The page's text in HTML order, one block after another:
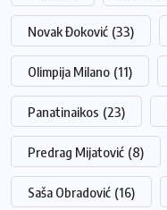
Novak Đoković (33)
Olimpija Milano (11)
Panatinaikos (23)
Predrag Mijatović (8)
Saša Obradović (16)